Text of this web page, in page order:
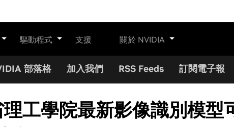
驅動程式 支援 關於 NVIDIA
部落格 加入我們 RSS Feeds 訂閱電子報
工學院最新影像識別模型